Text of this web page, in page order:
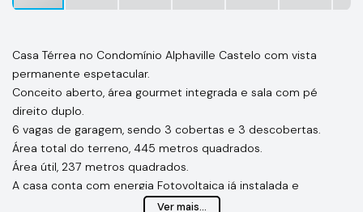
Casa Térrea no Condomínio Alphaville Castelo com vista
permanente espetacular.
Conceito aberto, área gourmet integrada e sala com pé
direito duplo.
6 vagas de garagem, sendo 3 cobertas e 3 descobertas.
Área total do terreno, 445 metros quadrados.
Área útil, 237 metros quadrados.
A casa conta com energia Fotovoltaica já instalada e
Ver mais...